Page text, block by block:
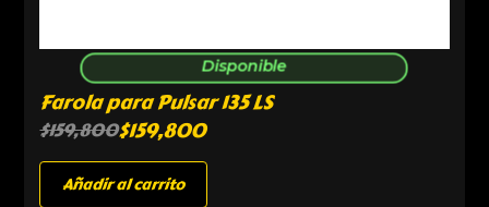
Disponible
Farola para Pulsar 135 LS
$159,800$159,800
Añadir al carrito